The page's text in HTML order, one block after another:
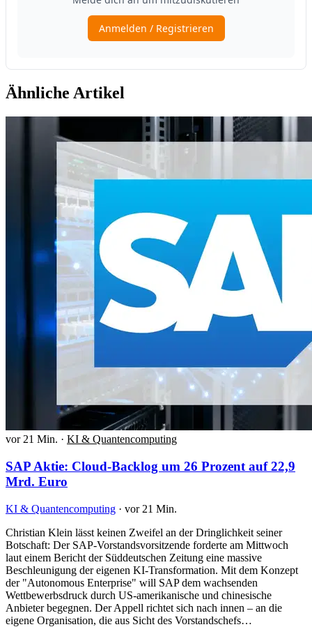
Ähnliche Artikel
vor 21 Min. · KI & Quantencomputing
SAP Aktie: Cloud-Backlog um 26 Prozent auf 22,9
Mrd. Euro
KI & Quantencomputing · vor 21 Min.
Christian Klein lässt keinen Zweifel an der Dringlichkeit seiner
Botschaft: Der SAP-Vorstandsvorsitzende forderte am Mittwoch
laut einem Bericht der Süddeutschen Zeitung eine massive
Beschleunigung der eigenen KI-Transformation. Mit dem Konzept
der "Autonomous Enterprise" will SAP dem wachsenden
Wettbewerbsdruck durch US-amerikanische und chinesische
Anbieter begegnen. Der Appell richtet sich nach innen – an die
eigene Organisation, die aus Sicht des Vorstandschefs…